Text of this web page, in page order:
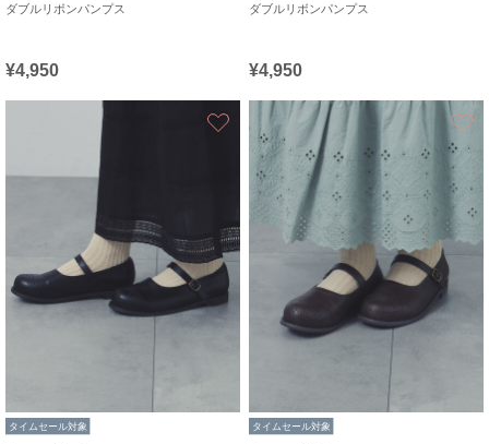
ダブルリボンパンプス
¥4,950
ダブルリボンパンプス
¥4,950
お気に入り
タイムセール対象 タイムセール対象